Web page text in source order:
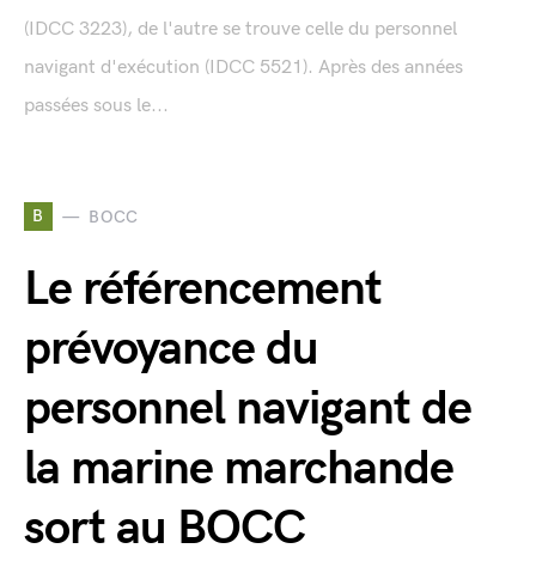
(IDCC 3223), de l'autre se trouve celle du personnel
navigant d'exécution (IDCC 5521). Après des années
passées sous le...
B BOCC
Le référencement
prévoyance du
personnel navigant de
la marine marchande
sort au BOCC